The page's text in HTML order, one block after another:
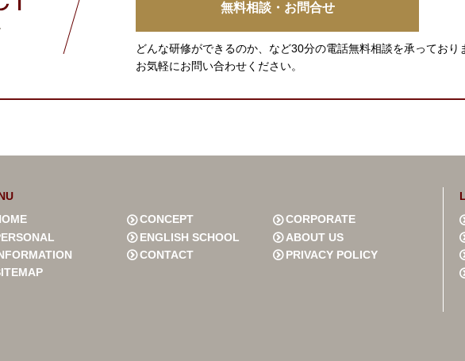
無料相談・お問合せ
どんな研修ができるのか、など30分の電話無料相談を承っており
お気軽にお問い合わせください。
CONCEPT
CORPORATE
ENGLISH SCHOOL
ABOUT US
CONTACT
PRIVACY POLICY